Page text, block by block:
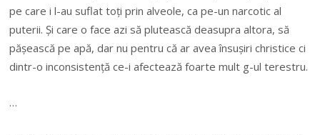
pe care i l-au suflat toți prin alveole, ca pe-un narcotic al
puterii. Și care o face azi să plutească deasupra altora, să
pășească pe apă, dar nu pentru că ar avea însușiri christice ci
dintr-o inconsistență ce-i afectează foarte mult g-ul terestru.
…